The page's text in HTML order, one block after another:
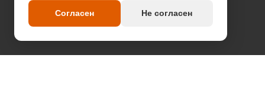
ПОЛИТИКА COOKIES
ДОГОВОР-ОФЕРТА
Согласен Не согласен